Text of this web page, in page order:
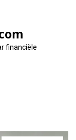
financiële